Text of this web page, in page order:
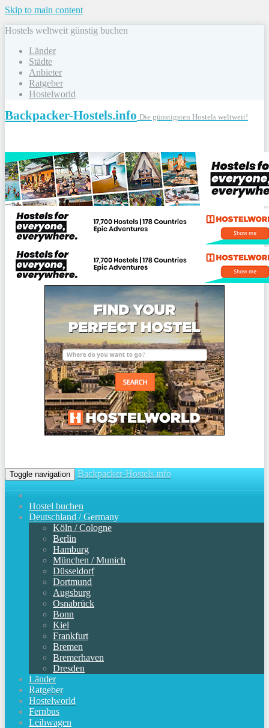
Skip to main content
Hostels weltweit günstig buchen
Länder
Städte
Anbieter
Ratgeber
Hostelworld
Backpacker-Hostels.info Die günstigsten Hostels weltweit!
Toggle navigation Backpacker-Hostels.info
Hostel buchen
Deutschland / Germany
Köln / Cologne
Berlin
Hamburg
München / Munich
Düsseldorf
Dortmund
Augsburg
Osnabrück
Bonn
Kiel
Frankfurt
Bremen
Bremerhaven
Dresden
Länder
Ratgeber
Hostelworld
Fernbus
Leihwagen